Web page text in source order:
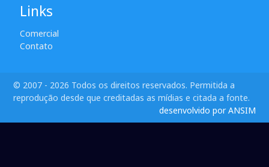
Links
Comercial
Contato
© 2007 - 2026 Todos os direitos reservados. Permitida a
reprodução desde que creditadas as mídias e citada a fonte.
desenvolvido por ANSIM